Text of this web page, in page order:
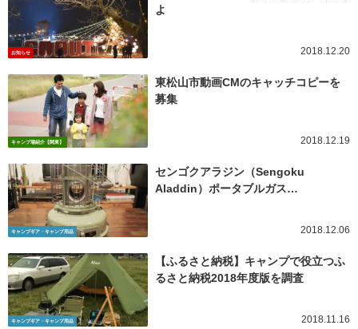
お知らせ
よ
2018.12.20
キャンプ場紹介【関東】
東松山市動画CMのキャッチコピーを
募集
2018.12.19
キャンプギア・キャンプ用品
センゴクアラジン（Sengoku
Aladdin）ポータブルガス…
2018.12.06
キャンプギア・キャンプ用品
【ふるさと納税】キャンプで役立つふ
るさと納税2018年度版を調査
2018.11.16